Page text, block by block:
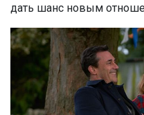
дать шанс новым